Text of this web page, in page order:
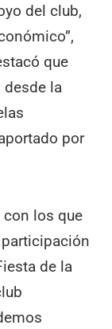
del club,
que
desde la
por
los que
de la